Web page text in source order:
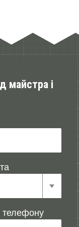
майстра і
телефону